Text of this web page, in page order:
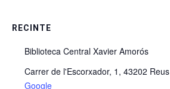
RECINTE
Biblioteca Central Xavier Amorós
Carrer de l'Escorxador, 1, 43202 Reus
Google